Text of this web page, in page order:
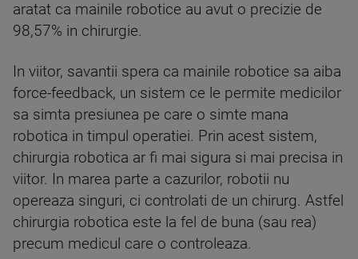
aratat ca mainile robotice au avut o precizie de
98,57% in chirurgie.
In viitor, savantii spera ca mainile robotice sa aiba
force-feedback, un sistem ce le permite medicilor
sa simta presiunea pe care o simte mana
robotica in timpul operatiei. Prin acest sistem,
chirurgia robotica ar fi mai sigura si mai precisa in
viitor. In marea parte a cazurilor, robotii nu
opereaza singuri, ci controlati de un chirurg. Astfel
chirurgia robotica este la fel de buna (sau rea)
precum medicul care o controleaza.